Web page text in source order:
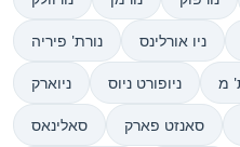
נורת' פיריה ניו אורלינס
ניוארק ניופורט ניוס
סאלינאס סאנזט פארק